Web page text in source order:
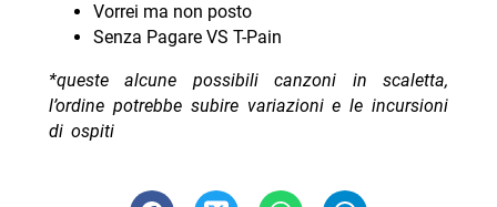
Vorrei ma non posto
Senza Pagare VS T-Pain
*queste alcune possibili canzoni in scaletta,
l’ordine potrebbe subire variazioni e le incursioni
di ospiti